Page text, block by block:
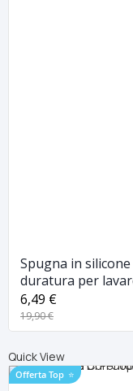
Spugna in
duratura per
pentole
6,49 €
19,90 €
Quick View
Offerta Top ⭐